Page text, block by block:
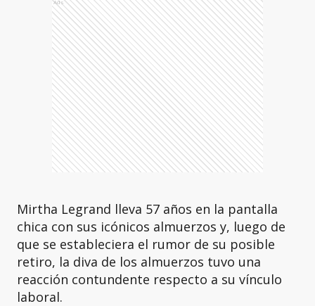
Mirtha Legrand lleva 57 años en la pantalla
chica con sus icónicos almuerzos y, luego de
que se estableciera el rumor de su posible
retiro, la diva de los almuerzos tuvo una
reacción contundente respecto a su vínculo
laboral.